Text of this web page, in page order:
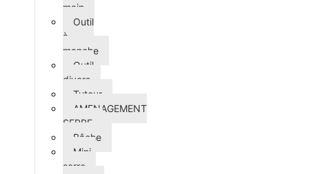
main
Outil
à
manche
Outil
divers
Tuteur
AMENAGEMENT
SERRE
Bâche
Mini-
serre